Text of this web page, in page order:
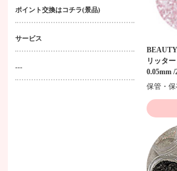
ポイント交換はコチラ(景品)
サービス
---
リッタ
0.05mm /